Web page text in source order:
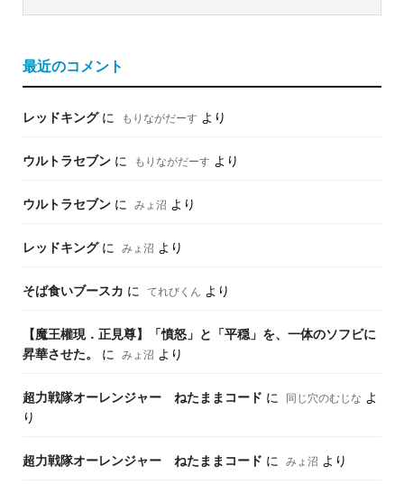
最近のコメント
レッドキングに もりながだーす より
ウルトラセブンに もりながだーす より
ウルトラセブンに みょ沼 より
レッドキングに みょ沼 より
そば食いブースカ に てれびくん より
【魔王權現．正見尊】「憤怒」と「平穏」を、一体のソフビに
昇華させた。
に みょ沼 より
超力戦隊オーレンジャー ねたままコード に 同じ穴のむじな よ
り
超力戦隊オーレンジャー ねたままコード に みょ沼 より